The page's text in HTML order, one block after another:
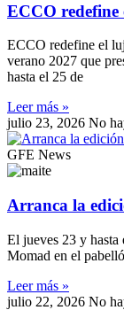
ECCO redefine
ECCO redefine el
verano 2027 que
hasta el 25 de
Leer más »
julio 23, 2026 No
GFE News
Arranca la
El jueves 23 y
Momad en el
Leer más »
julio 22, 2026 No